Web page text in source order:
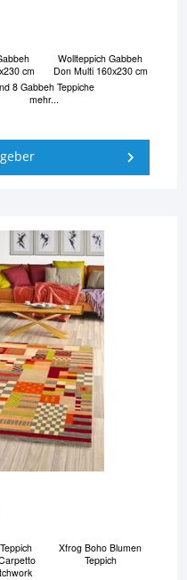
cm
Wollteppich Gabbeh
Don Multi 160x230 cm
8 Gabbeh Teppiche
mehr...
Xfrog Boho Blumen
Teppich